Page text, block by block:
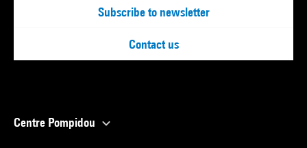
Subscribe to newsletter
Contact us
Centre Pompidou